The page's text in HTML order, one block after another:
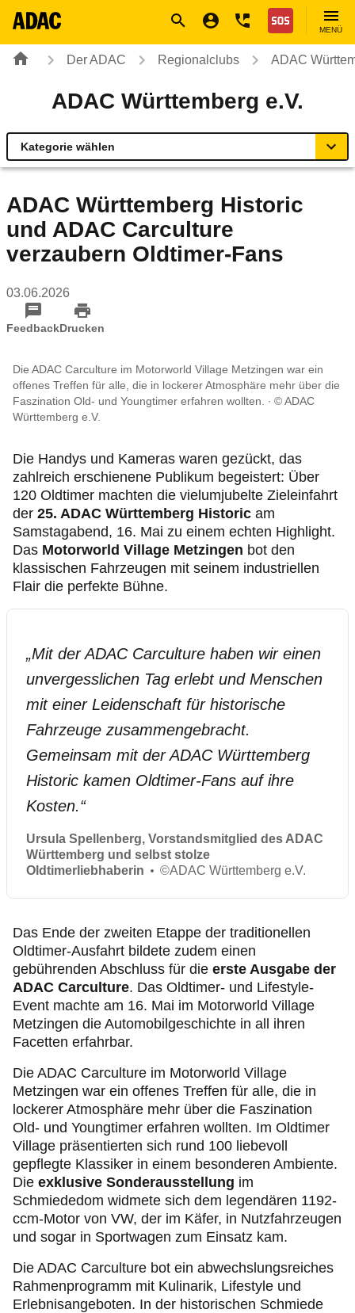
Nothilfe
MENÜ
Der ADAC Regionalclubs ADAC
ADAC Württemberg e.V.
Kategorie wählen
ADAC zu Mobilität und Verkehr
Verkehrssicherheitsprogramme
Meldestelle
ADAC Württemberg Historic
und ADAC Carculture
verzaubern Oldtimer-Fans
03.06.2026
FeedbackDrucken
Die ADAC Carculture im Motorworld Village Metzingen war ein
offenes Treffen für alle, die in lockerer Atmosphäre mehr über die
Faszination Old- und Youngtimer erfahren wollten.
© ADAC
Württemberg e.V.
Die Handys und Kameras waren gezückt, das
zahlreich erschienene Publikum begeistert: Über
120 Oldtimer machten die vielumjubelte Zieleinfahrt
der 25. ADAC Württemberg Historic am
Samstagabend, 16. Mai zu einem echten Highlight.
Das Motorworld Village Metzingen bot den
klassischen Fahrzeugen mit seinem industriellen
Flair die perfekte Bühne.
„Mit der ADAC Carculture haben wir einen
unvergesslichen Tag erlebt und Menschen
mit einer Leidenschaft für historische
Fahrzeuge zusammengebracht.
Gemeinsam mit der ADAC Württemberg
Historic kamen Oldtimer-Fans auf ihre
Kosten.“
Ursula Spellenberg, Vorstandsmitglied des ADAC
Württemberg und selbst stolze
Oldtimerliebhaberin
©ADAC Württemberg e.V.
Das Ende der zweiten Etappe der traditionellen
Oldtimer-Ausfahrt bildete zudem einen
gebührenden Abschluss für die erste Ausgabe der
ADAC Carculture. Das Oldtimer- und Lifestyle-
Event machte am 16. Mai im Motorworld Village
Metzingen die Automobilgeschichte in all ihren
Facetten erfahrbar.
Die ADAC Carculture im Motorworld Village
Metzingen war ein offenes Treffen für alle, die in
lockerer Atmosphäre mehr über die Faszination
Old- und Youngtimer erfahren wollten. Im Oldtimer
Village präsentierten sich rund 100 liebevoll
gepflegte Klassiker in einem besonderen Ambiente.
Die exklusive Sonderausstellung im
Schmiededom widmete sich dem legendären 1192-
ccm-Motor von VW, der im Käfer, in Nutzfahrzeugen
und sogar in Sportwagen zum Einsatz kam.
Die ADAC Carculture bot ein abwechslungsreiches
Rahmenprogramm mit Kulinarik, Lifestyle und
Erlebnisangeboten. In der historischen Schmiede